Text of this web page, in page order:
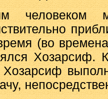
человеком
(во
Хозарсиф.
Хозарсиф